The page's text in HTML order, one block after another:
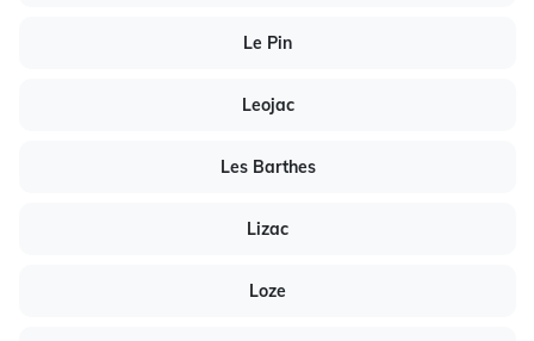
Le Pin
Leojac
Les Barthes
Lizac
Loze